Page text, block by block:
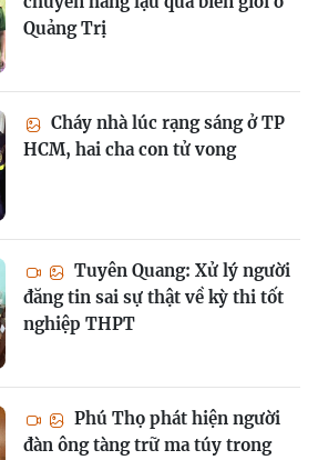
Quảng Trị
Cháy nhà lúc rạng sáng ở TP
HCM, hai cha con tử vong
Tuyên Quang: Xử lý người
đăng tin sai sự thật về kỳ thi tốt
nghiệp THPT
Phú Thọ phát hiện người
đàn ông tàng trữ ma túy trong